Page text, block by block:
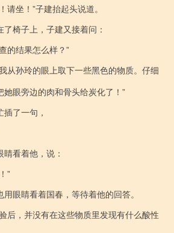
坐！”子建抬起头说道。
椅子上，子建又接着问：
结果怎么样？”
孙玲的眼上取下一些黑色的物质。仔细
她眼旁边的肉和骨头给炭化了！”
了一句，
看着他，说：
”
眼睛看着国春，等待着他的回答。
，并没有在这些物质里发现有什么酸性